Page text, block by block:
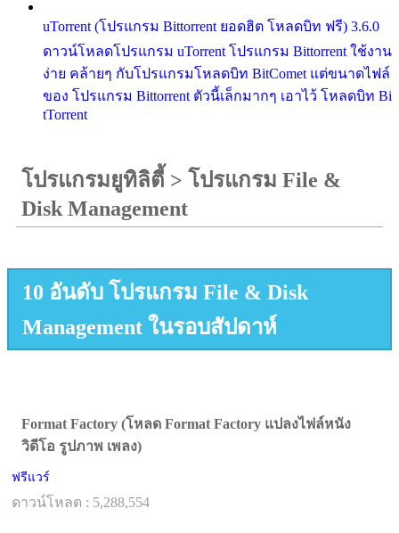
uTorrent (โปรแกรม Bittorrent ยอดฮิต โหลดบิท ฟรี) 3.6.0
ดาวน์โหลดโปรแกรม uTorrent โปรแกรม Bittorrent ใช้งาน
ง่าย คล้ายๆ กับโปรแกรมโหลดบิท BitComet แต่ขนาดไฟล์
ของ โปรแกรม Bittorrent ตัวนี้เล็กมากๆ เอาไว้ โหลดบิท Bi
tTorrent
โปรแกรมยูทิลิตี้ > โปรแกรม File &
Disk Management
10 อันดับ โปรแกรม File & Disk
Management ในรอบสัปดาห์
Format Factory (โหลด Format Factory แปลงไฟล์หนัง
วิดีโอ รูปภาพ เพลง)
ฟรีแวร์
ดาวน์โหลด : 5,288,554